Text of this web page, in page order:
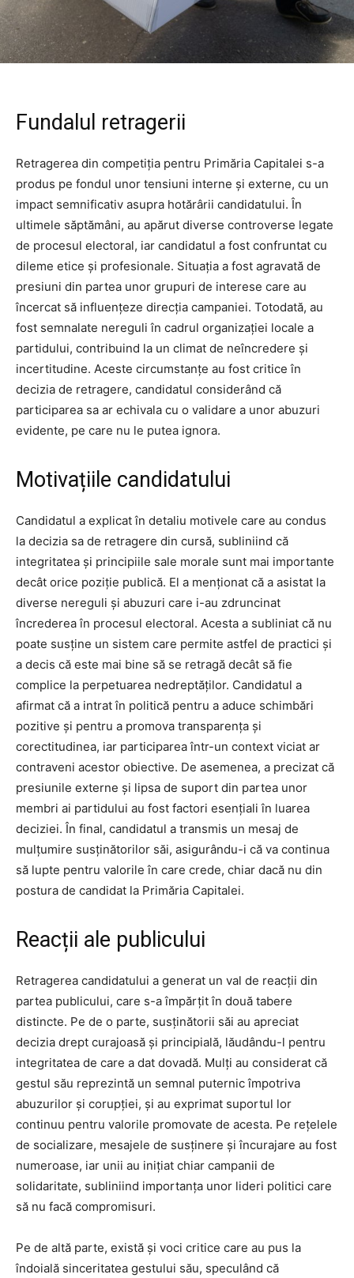
Fundalul retragerii
Retragerea din competiția pentru Primăria Capitalei s-a
produs pe fondul unor tensiuni interne și externe, cu un
impact semnificativ asupra hotărârii candidatului. În
ultimele săptămâni, au apărut diverse controverse legate
de procesul electoral, iar candidatul a fost confruntat cu
dileme etice și profesionale. Situația a fost agravată de
presiuni din partea unor grupuri de interese care au
încercat să influențeze direcția campaniei. Totodată, au
fost semnalate nereguli în cadrul organizației locale a
partidului, contribuind la un climat de neîncredere și
incertitudine. Aceste circumstanțe au fost critice în
decizia de retragere, candidatul considerând că
participarea sa ar echivala cu o validare a unor abuzuri
evidente, pe care nu le putea ignora.
Motivațiile candidatului
Candidatul a explicat în detaliu motivele care au condus
la decizia sa de retragere din cursă, subliniind că
integritatea și principiile sale morale sunt mai importante
decât orice poziție publică. El a menționat că a asistat la
diverse nereguli și abuzuri care i-au zdruncinat
încrederea în procesul electoral. Acesta a subliniat că nu
poate susține un sistem care permite astfel de practici și
a decis că este mai bine să se retragă decât să fie
complice la perpetuarea nedreptăților. Candidatul a
afirmat că a intrat în politică pentru a aduce schimbări
pozitive și pentru a promova transparența și
corectitudinea, iar participarea într-un context viciat ar
contraveni acestor obiective. De asemenea, a precizat că
presiunile externe și lipsa de suport din partea unor
membri ai partidului au fost factori esențiali în luarea
deciziei. În final, candidatul a transmis un mesaj de
mulțumire susținătorilor săi, asigurându-i că va continua
să lupte pentru valorile în care crede, chiar dacă nu din
postura de candidat la Primăria Capitalei.
Reacții ale publicului
Retragerea candidatului a generat un val de reacții din
partea publicului, care s-a împărțit în două tabere
distincte. Pe de o parte, susținătorii săi au apreciat
decizia drept curajoasă și principială, lăudându-l pentru
integritatea de care a dat dovadă. Mulți au considerat că
gestul său reprezintă un semnal puternic împotriva
abuzurilor și corupției, și au exprimat suportul lor
continuu pentru valorile promovate de acesta. Pe rețelele
de socializare, mesajele de susținere și încurajare au fost
numeroase, iar unii au inițiat chiar campanii de
solidaritate, subliniind importanța unor lideri politici care
să nu facă compromisuri.
Pe de altă parte, există și voci critice care au pus la
îndoială sinceritatea gestului său, speculând că